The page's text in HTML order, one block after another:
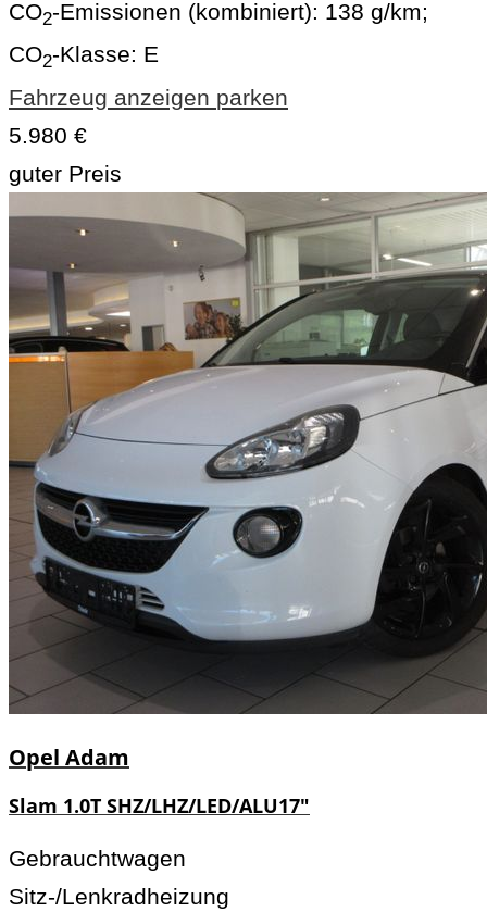
CO2-Emissionen (kombiniert): 138 g/km;
CO2-Klasse: E
Fahrzeug anzeigen parken
5.980 €
guter Preis
Opel Adam
Slam 1.0T SHZ/LHZ/LED/ALU17"
Gebrauchtwagen
Sitz-/Lenkradheizung